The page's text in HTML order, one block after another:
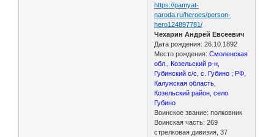
https://pamyat-
naroda.ru/heroes/person-
hero124897781/
Чехарин Андрей Евсеевич
Дата рождения: 26.10.1892
Место рождения:Смоленская
обл., Козельский р-н,
Губинский с/с, с. Губино ; РФ,
Калужская область,
Козельский район, село
Губино
Воинское звание: полковник
Воинская часть: 269
стрелковая дивизия, 37